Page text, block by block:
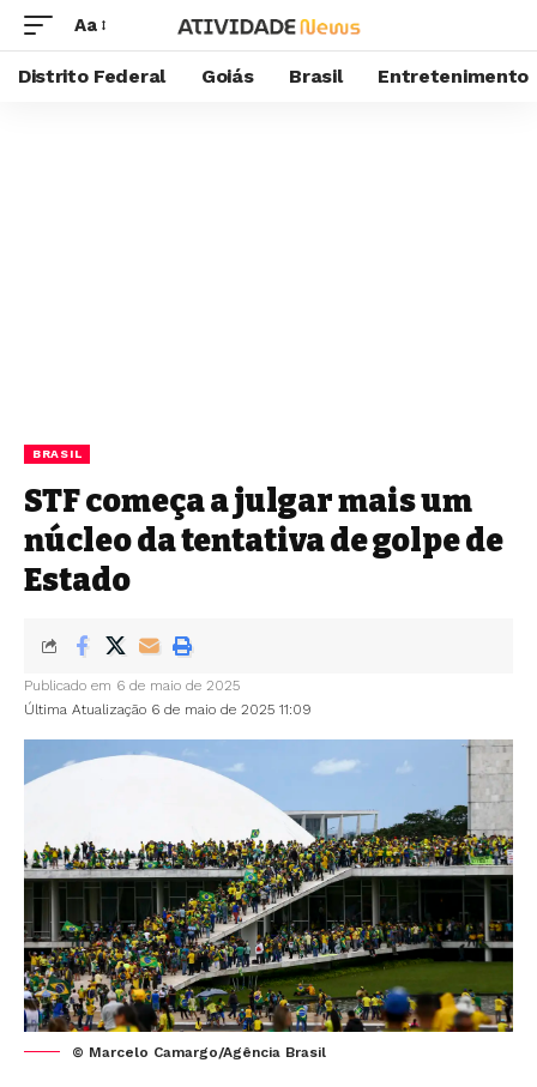
Aa
Distrito Federal Goiás Brasil Entretenimento
BRASIL
STF começa a julgar mais um
núcleo da tentativa de golpe de
Estado
Última Atualização 6 de maio de 2025 11:09
Publicado em 6 de maio de 2025
© Marcelo Camargo/Agência Brasil